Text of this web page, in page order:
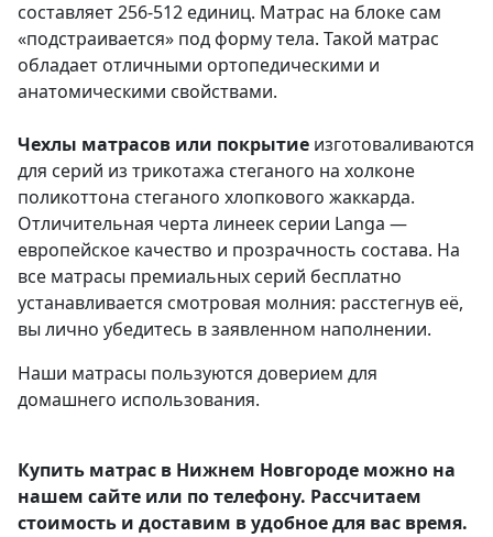
составляет 256-512 единиц. Матрас на блоке сам
«подстраивается» под форму тела. Такой матрас
обладает отличными ортопедическими и
анатомическими свойствами.
Чехлы матрасов или покрытие изготоваливаются
для серий из трикотажа стеганого на холконе
поликоттона стеганого хлопкового жаккарда.
Отличительная черта линеек серии Langa —
европейское качество и прозрачность состава. На
все матрасы премиальных серий бесплатно
устанавливается смотровая молния: расстегнув её,
вы лично убедитесь в заявленном наполнении.
Наши матрасы пользуются доверием для
домашнего использования.
Купить матрас в Нижнем Новгороде можно на
нашем сайте или по телефону. Рассчитаем
стоимость и доставим в удобное для вас время.